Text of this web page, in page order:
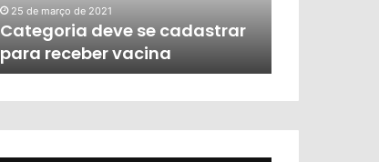
25 de março de 2021
Categoria deve se cadastrar
para receber vacina